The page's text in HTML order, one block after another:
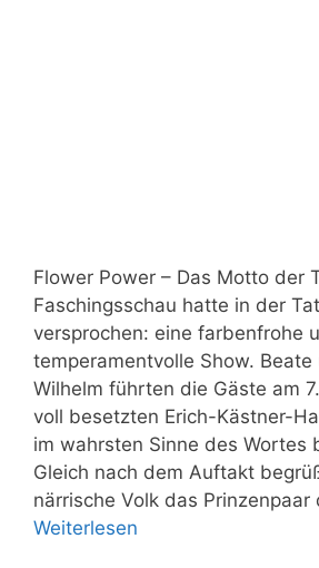
Flower Power – Das Motto der
Faschingsschau hatte in der
versprochen: eine farbenfrohe
temperamentvolle Show. Beate
Wilhelm führten die Gäste am
voll besetzten Erich-Kästner-
im wahrsten Sinne des Wortes
Gleich nach dem Auftakt
närrische Volk das Prinzenpaar
Weiterlesen